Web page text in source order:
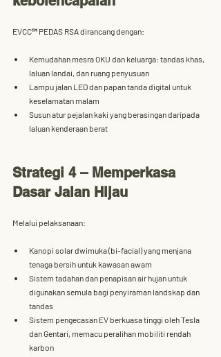
EVCC™ PEDAS RSA dirancang dengan:
Kemudahan mesra OKU dan keluarga: tandas khas,
laluan landai, dan ruang penyusuan
Lampu jalan LED dan papan tanda digital untuk
keselamatan malam
Susun atur pejalan kaki yang berasingan daripada
laluan kenderaan berat
Strategi 4 – Memperkasa
Dasar Jalan Hijau
Melalui pelaksanaan:
Kanopi solar dwimuka (bi-facial) yang menjana
tenaga bersih untuk kawasan awam
Sistem tadahan dan penapisan air hujan untuk
digunakan semula bagi penyiraman landskap dan
tandas
Sistem pengecasan EV berkuasa tinggi oleh Tesla
dan Gentari, memacu peralihan mobiliti rendah
karbon